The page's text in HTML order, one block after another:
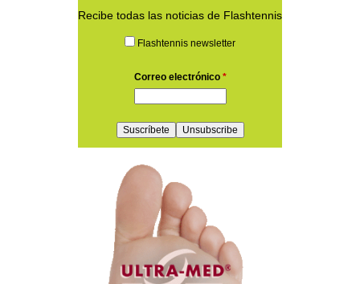
Recibe todas las noticias de Flashtennis
Flashtennis newsletter
Correo electrónico *